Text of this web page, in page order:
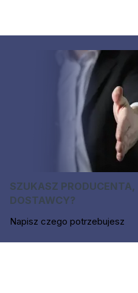
SZUKASZ PRODUCENTA,
DOSTAWCY?
Napisz czego potrzebujesz